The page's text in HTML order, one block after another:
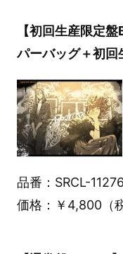
【初回生産限定
パーバッグ＋初回
品番：SRCL-
価格：￥4,800（